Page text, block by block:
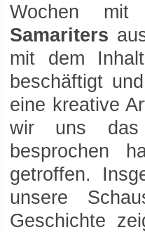
Wochen
Samariters
mit dem
beschäftigt
eine kreative
wir uns das
besprochen
getroffen.
unsere
Geschichte